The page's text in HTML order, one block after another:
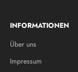
INFORMATIONEN
Über uns
Impressum